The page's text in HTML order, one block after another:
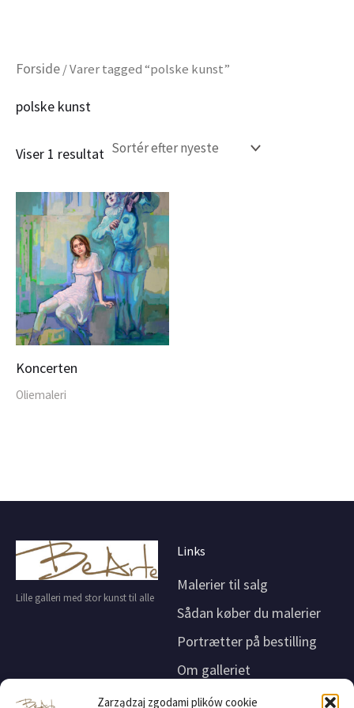
Zarządzaj zgodami plików cookie
indholdet
Forside/ Varer tagged “polske kunst”
polske kunst
Viser 1 resultat
Koncerten
Oliemaleri
Lille galleri med stor kunst til alle
Links
Malerier til salg
Sådan køber du malerier
Portrætter på bestilling
Om galleriet
Kontakt